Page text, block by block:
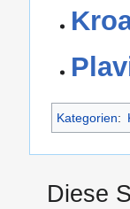
Kategorien:
Diese